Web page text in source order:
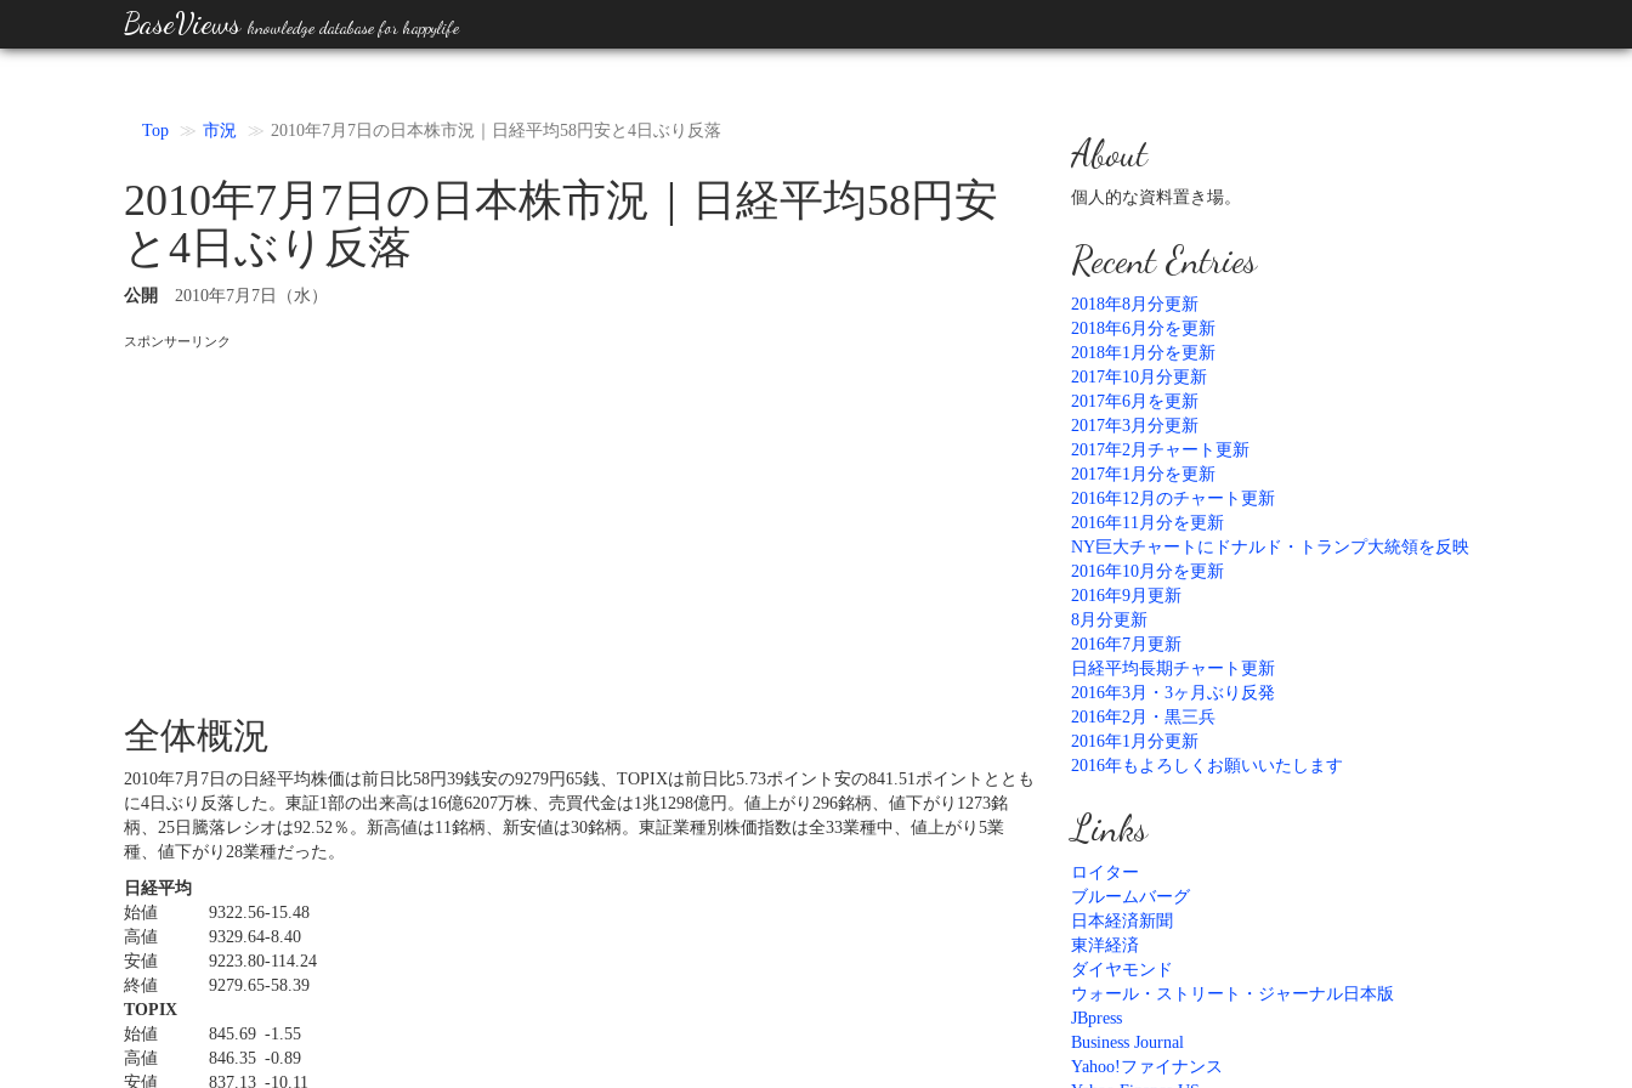
BaseViews knowledge database for happylife
Top 市況 2010年7月7日の日本株市況｜日経平均58円安と4日ぶり反落
2010年7月7日の日本株市況｜日経平均58円安
と4日ぶり反落
公開 2010年7月7日（水）
スポンサーリンク
全体概況
2010年7月7日の日経平均株価は前日比58円39銭安の9279円65銭、TOPIXは前日比5.73ポイント安の841.51ポイントととも
に4日ぶり反落した。東証1部の出来高は16億6207万株、売買代金は1兆1298億円。値上がり296銘柄、値下がり1273銘
柄、25日騰落レシオは92.52％。新高値は11銘柄、新安値は30銘柄。東証業種別株価指数は全33業種中、値上がり5業
種、値下がり28業種だった。
日経平均
始値
9322.56-15.48
高値
9329.64-8.40
安値
9223.80-114.24
終値
9279.65-58.39
TOPIX
始値
845.69 -1.55
高値
846.35 -0.89
安値
837.13 -10.11
About
個人的な資料置き場。
Recent Entries
2018年8月分更新
2018年6月分を更新
2018年1月分を更新
2017年10月分更新
2017年6月を更新
2017年3月分更新
2017年2月チャート更新
2017年1月分を更新
2016年12月のチャート更新
2016年11月分を更新
NY巨大チャートにドナルド・トランプ大統領を反映
2016年10月分を更新
2016年9月更新
8月分更新
2016年7月更新
日経平均長期チャート更新
2016年3月・3ヶ月ぶり反発
2016年2月・黒三兵
2016年1月分更新
2016年もよろしくお願いいたします
Links
ロイター
ブルームバーグ
日本経済新聞
東洋経済
ダイヤモンド
ウォール・ストリート・ジャーナル日本版
JBpress
Business Journal
Yahoo!ファイナンス